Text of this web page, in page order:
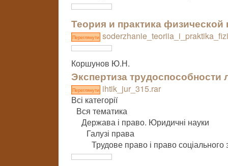
Теория и практика физической
Переглянути
Коршунов Ю.Н.
Экспертиза
Переглянути ihtik_jur_315.rar
Всі категорії
Вся тематика
Держава і право. Юридичні науки
Галузі права
Трудове право і право соціального